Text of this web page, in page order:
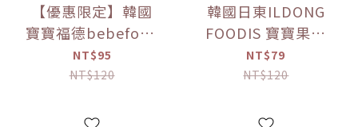
【優惠限定】韓國
寶寶福德bebefood
接骨木莓果汁
(80ml)
NT$95
NT$120
韓國日東ILDONG
FOODIS 寶寶果汁
桔梗梨/蘋果黑棗
(100ml) 【優惠限
NT$79
NT$120